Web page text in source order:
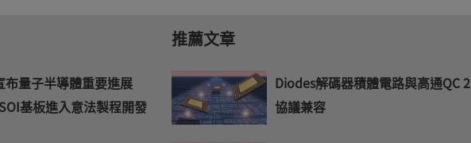
布量子半導體重要進展
基板進入意法製程開發
推薦文章
Diodes解碼器積體電路與高通QC
協議兼容